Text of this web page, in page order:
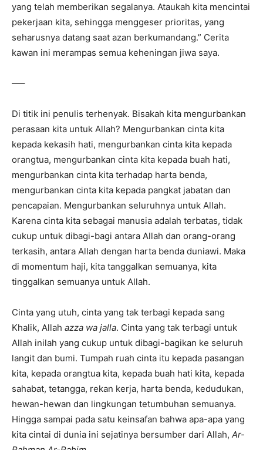
yang telah memberikan segalanya. Ataukah kita mencintai
pekerjaan kita, sehingga menggeser prioritas, yang
seharusnya datang saat azan berkumandang.” Cerita
kawan ini merampas semua keheningan jiwa saya.
—–
Di titik ini penulis terhenyak. Bisakah kita mengurbankan
perasaan kita untuk Allah? Mengurbankan cinta kita
kepada kekasih hati, mengurbankan cinta kita kepada
orangtua, mengurbankan cinta kita kepada buah hati,
mengurbankan cinta kita terhadap harta benda,
mengurbankan cinta kita kepada pangkat jabatan dan
pencapaian. Mengurbankan seluruhnya untuk Allah.
Karena cinta kita sebagai manusia adalah terbatas, tidak
cukup untuk dibagi-bagi antara Allah dan orang-orang
terkasih, antara Allah dengan harta benda duniawi. Maka
di momentum haji, kita tanggalkan semuanya, kita
tinggalkan semuanya untuk Allah.
Cinta yang utuh, cinta yang tak terbagi kepada sang
Khalik, Allah azza wa jalla. Cinta yang tak terbagi untuk
Allah inilah yang cukup untuk dibagi-bagikan ke seluruh
langit dan bumi. Tumpah ruah cinta itu kepada pasangan
kita, kepada orangtua kita, kepada buah hati kita, kepada
sahabat, tetangga, rekan kerja, harta benda, kedudukan,
hewan-hewan dan lingkungan tetumbuhan semuanya.
Hingga sampai pada satu keinsafan bahwa apa-apa yang
kita cintai di dunia ini sejatinya bersumber dari Allah, Ar-